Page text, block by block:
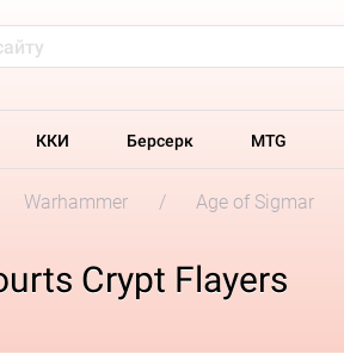
ККИ Берсерк MTG
Warhammer Age of Sigmar
Crypt Flayers